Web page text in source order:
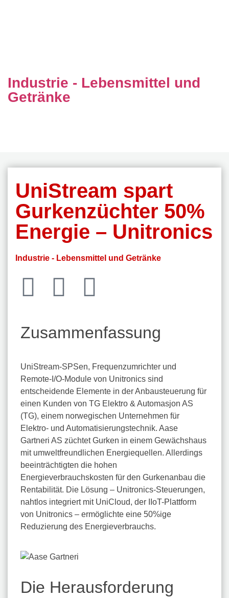
Industrie - Lebensmittel und
Getränke
UniStream spart
Gurkenzüchter 50%
Energie – Unitronics
Industrie - Lebensmittel und Getränke
Zusammenfassung
UniStream-SPSen, Frequenzumrichter und
Remote-I/O-Module von Unitronics sind
entscheidende Elemente in der Anbausteuerung für
einen Kunden von TG Elektro & Automasjon AS
(TG), einem norwegischen Unternehmen für
Elektro- und Automatisierungstechnik. Aase
Gartneri AS züchtet Gurken in einem Gewächshaus
mit umweltfreundlichen Energiequellen. Allerdings
beeinträchtigten die hohen
Energieverbrauchskosten für den Gurkenanbau die
Rentabilität. Die Lösung – Unitronics-Steuerungen,
nahtlos integriert mit UniCloud, der IIoT-Plattform
von Unitronics – ermöglichte eine 50%ige
Reduzierung des Energieverbrauchs.
Die Herausforderung